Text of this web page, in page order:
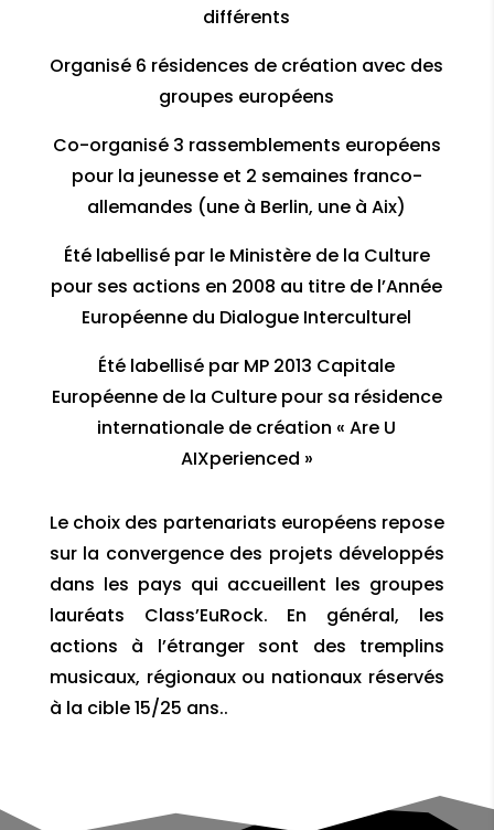
différents
Organisé 6 résidences de création avec des
groupes européens
Co-organisé 3 rassemblements européens
pour la jeunesse et 2 semaines franco-
allemandes (une à Berlin, une à Aix)
Été labellisé par le Ministère de la Culture
pour ses actions en 2008 au titre de l’Année
Européenne du Dialogue Interculturel
Été labellisé par MP 2013 Capitale
Européenne de la Culture pour sa résidence
internationale de création « Are U
AIXperienced »
Le choix des partenariats européens repose
sur la convergence des projets développés
dans les pays qui accueillent les groupes
lauréats Class’EuRock. En général, les
actions à l’étranger sont des tremplins
musicaux, régionaux ou nationaux réservés
à la cible 15/25 ans..